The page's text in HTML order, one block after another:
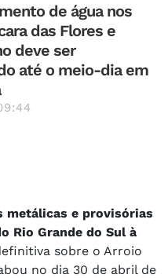
de água nos
das Flores e
deve ser
até o meio-dia em
metálicas e provisórias
Rio Grande do Sul à
sobre o Arroio
no dia 30 de abril de